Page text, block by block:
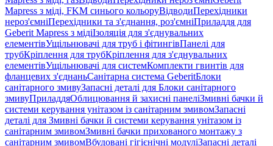
Mapress з міді, FKM синього кольоруВідводиПерехідники
нероз'ємніПерехідники та з'єднання, роз'ємніПриладдя для
Geberit Mapress з мідіІзоляція для з'єднувальних
елементівУщільнювачі для труб і фітингівПанелі для
трубКріплення для трубКріплення для з'єднувальних
елементівУщільнювачі для системКомплекти гвинтів для
фланцевих з'єднаньСанітарна система GeberitБлоки
санітарного змивуЗапасні деталі для Блоки санітарного
змивуПриладдяОблицювання й захисні панеліЗмивні бачки й
системи керування унітазом із санітарним змивомЗапасні
деталі для Змивні бачки й системи керування унітазом із
санітарним змивомЗмивні бачки прихованого монтажу з
санітарним змивомВбудовані гігієнічні модуліЗапасні деталі